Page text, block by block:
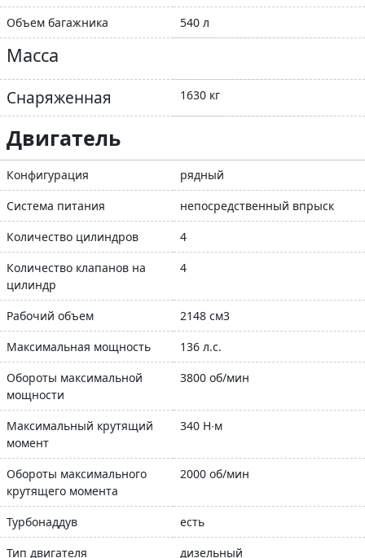
Объем багажника
540 л
Масса
Снаряженная 1630 кг
Двигатель
Конфигурация
рядный
Система питания
непосредственный впрыск
Количество цилиндров
4
Количество клапанов на
цилиндр
4
Рабочий объем
2148 см3
Максимальная мощность
136 л.с.
Обороты максимальной
мощности
3800 об/мин
Максимальный крутящий
момент
340 Н∙м
Обороты максимального
крутящего момента
2000 об/мин
Турбонаддув
есть
Тип двигателя
дизельный